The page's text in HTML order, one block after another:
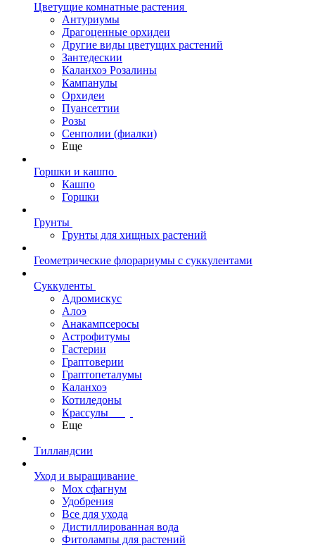
Цветущие комнатные растения
Антуриумы
Драгоценные орхидеи
Другие виды цветущих растений
Зантедескии
Каланхоэ Розалины
Кампанулы
Орхидеи
Пуансеттии
Розы
Сенполии (фиалки)
Еще
Горшки и кашпо
Кашпо
Горшки
Грунты
Грунты для хищных растений
Геометрические флорариумы с суккулентами
Суккуленты
Адромискус
Алоэ
Анакампсеросы
Астрофитумы
Гастерии
Граптоверии
Граптопеталумы
Каланхоэ
Котиледоны
Крассулы
Еще
Тилландсии
Уход и выращивание
Мох сфагнум
Удобрения
Все для ухода
Дистиллированная вода
Фитолампы для растений